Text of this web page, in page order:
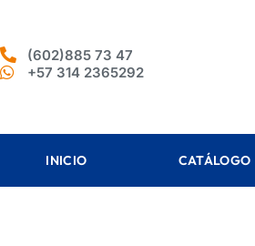
(602)885 73 47
+57 314 2365292
INICIO CATÁLOGO